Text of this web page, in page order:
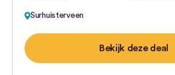
Surhuisterveen
Bekijk deze deal